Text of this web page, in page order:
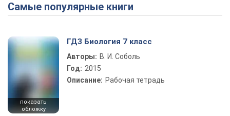
Play Video
Самые популярные книги
показать
обложку
ГДЗ Биология 7 класс
Авторы: В. И. Соболь
Год: 2015
Описание: Рабочая тетрадь